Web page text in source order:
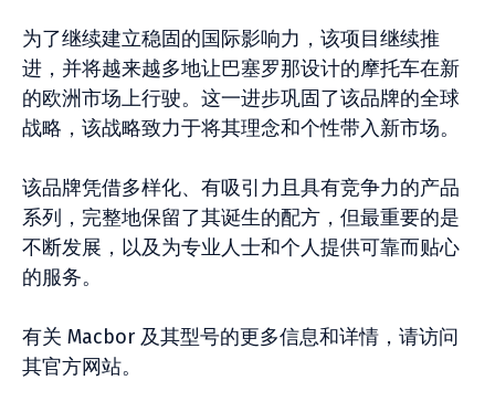
为了继续建立稳固的国际影响力，该项目继续推
进，并将越来越多地让巴塞罗那设计的摩托车在新
的欧洲市场上行驶。这一进步巩固了该品牌的全球
战略，该战略致力于将其理念和个性带入新市场。
该品牌凭借多样化、有吸引力且具有竞争力的产品
系列，完整地保留了其诞生的配方，但最重要的是
不断发展，以及为专业人士和个人提供可靠而贴心
的服务。
有关 Macbor 及其型号的更多信息和详情，请访问
其官方网站。